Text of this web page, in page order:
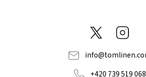
@tom_linen
info@
+420 739 519 068